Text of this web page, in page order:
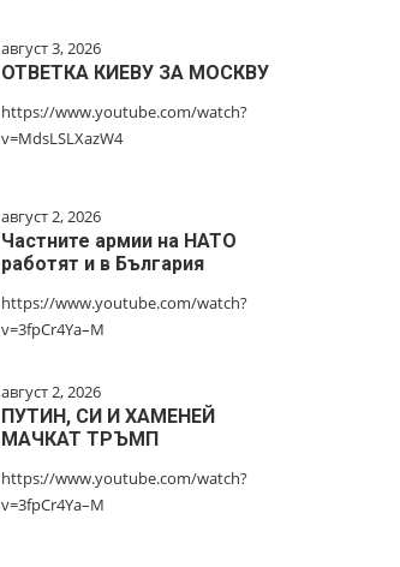
август 3, 2026
ОТВЕТКА КИЕВУ ЗА МОСКВУ
https://www.youtube.com/watch?
v=MdsLSLXazW4
август 2, 2026
Частните армии на НАТО
работят и в България
https://www.youtube.com/watch?
v=3fpCr4Ya–M
август 2, 2026
ПУТИН, СИ И ХАМЕНЕЙ
МАЧКАТ ТРЪМП
https://www.youtube.com/watch?
v=3fpCr4Ya–M